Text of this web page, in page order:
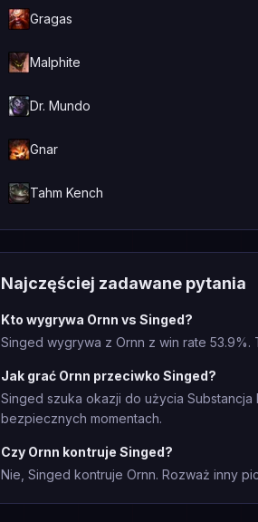
Gragas
Malphite
Dr. Mundo
Gnar
Tahm Kench
Najczęściej zadawane pytania
Kto wygrywa Ornn vs Singed?
Singed wygrywa z Ornn z win rate 53.9%.
Jak grać Ornn przeciwko Singed?
Singed szuka okazji do użycia
bezpiecznych momentach.
Czy Ornn kontruje Singed?
Nie, Singed kontruje Ornn. Rozważ inny